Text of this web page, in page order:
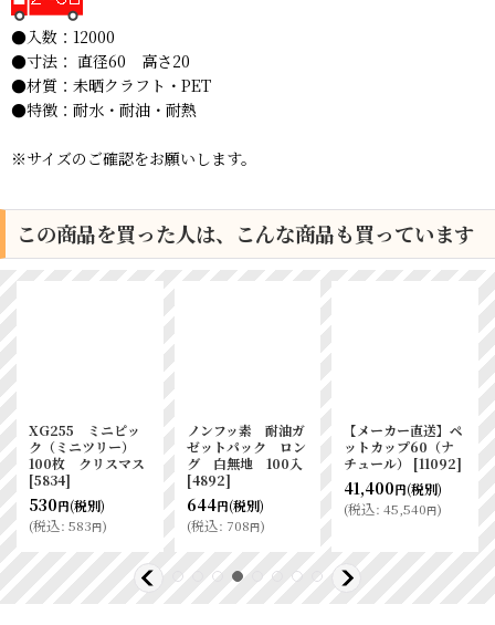
●入数：12000
●寸法： 直径60 高さ20
●材質：未晒クラフト・PET
●特徴：耐水・耐油・耐熱
※サイズのご確認をお願いします。
この商品を買った人は、こんな商品も買っています
XG255 ミニピッ
ク（ミニツリー）
100枚 クリスマス
[5834]
530円(税別)
(税込: 583円)
ノンフッ素 耐油ガ
ゼットパック ロン
グ 白無地 100入
[4892]
644円(税別)
(税込: 708円)
【メーカー直送】ペ
ットカップ60（ナ
チュール）
[11092]
41,400円(税別)
(税込: 45,540円)